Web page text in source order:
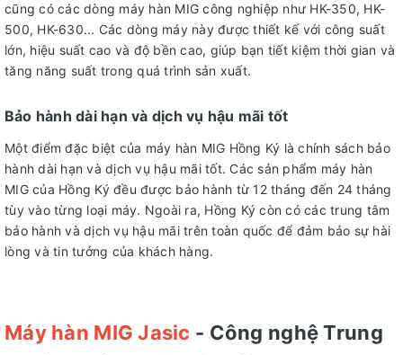
cũng có các dòng máy hàn MIG công nghiệp như HK-350, HK-
500, HK-630... Các dòng máy này được thiết kế với công suất
lớn, hiệu suất cao và độ bền cao, giúp bạn tiết kiệm thời gian và
tăng năng suất trong quá trình sản xuất.
Bảo hành dài hạn và dịch vụ hậu mãi tốt
Một điểm đặc biệt của máy hàn MIG Hồng Ký là chính sách bảo
hành dài hạn và dịch vụ hậu mãi tốt. Các sản phẩm máy hàn
MIG của Hồng Ký đều được bảo hành từ 12 tháng đến 24 tháng
tùy vào từng loại máy. Ngoài ra, Hồng Ký còn có các trung tâm
bảo hành và dịch vụ hậu mãi trên toàn quốc để đảm bảo sự hài
lòng và tin tưởng của khách hàng.
Máy hàn MIG Jasic - Công nghệ Trung